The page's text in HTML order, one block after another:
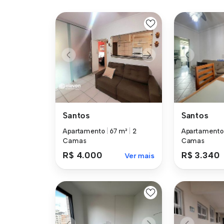
Santos
Apartamento 67 m²
2
Camas
R$ 4.000 Ver mais
Santos
Apartamento
Camas
R$ 3.340